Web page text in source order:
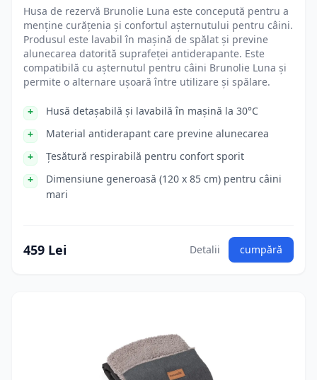
Husa de rezervă Brunolie Luna este concepută pentru a
menține curățenia și confortul așternutului pentru câini.
Produsul este lavabil în mașină de spălat și previne
alunecarea datorită suprafeței antiderapante. Este
compatibilă cu așternutul pentru câini Brunolie Luna și
permite o alternare ușoară între utilizare și spălare.
Husă detașabilă și lavabilă în mașină la 30°C
Material antiderapant care previne alunecarea
Țesătură respirabilă pentru confort sporit
Dimensiune generoasă (120 x 85 cm) pentru câini
mari
459 Lei Detalii cumpără